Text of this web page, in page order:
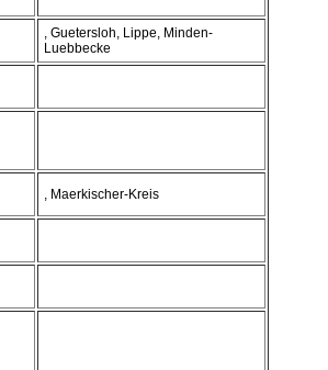
, Guetersloh, Lippe, Minden-
Luebbecke
, Maerkischer-Kreis